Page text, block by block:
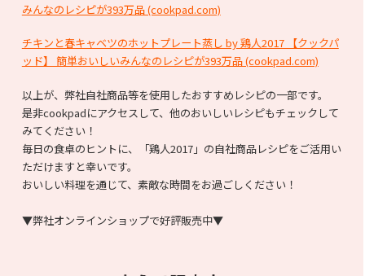
みんなのレシピが393万品 (cookpad.com)
チキンと春キャベツのホットプレート蒸し by 鶏人2017 【クックパ
ッド】 簡単おいしいみんなのレシピが393万品 (cookpad.com)
以上が、弊社自社商品等を使用したおすすめレシピの一部です。
是非cookpadにアクセスして、他のおいしいレシピもチェックして
みてください！
毎日の食卓のヒントに、「鶏人2017」の自社商品レシピをご活用い
ただけますと幸いです。
おいしい料理を通じて、素敵な時間をお過ごしください！
▼弊社オンラインショップで好評販売中▼